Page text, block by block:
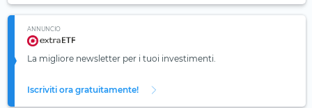
ANNUNCIO
La migliore newsletter per i tuoi investimenti.
Iscriviti ora gratuitamente!